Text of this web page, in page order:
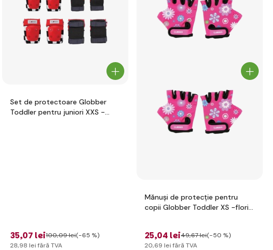
Set de protectoare Globber
Toddler pentru juniori XXS -
35,07 lei100,09 lei(-65 %)
28,98 lei fără TVA
Mănuși de protecție pentru
copii Globber Toddler XS -flori
25,04 lei49,67 lei(-50 %)
20,69 lei fără TVA